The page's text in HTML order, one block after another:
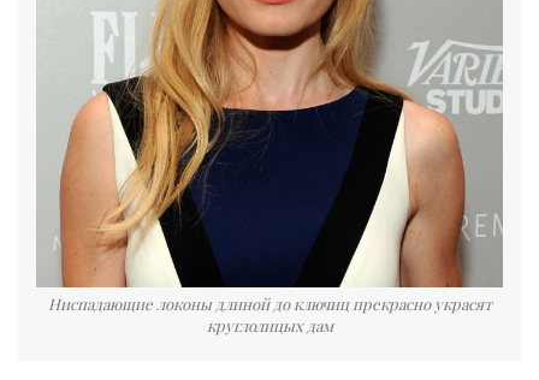
Ниспадающие локоны длиной до ключиц прекрасно украсят
круглолицых дам